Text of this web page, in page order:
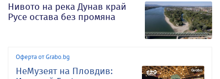
Нивото на река Дунав край
Русе остава без промяна
Оферта от Grabo.bg
НеМузеят на Пловдив: